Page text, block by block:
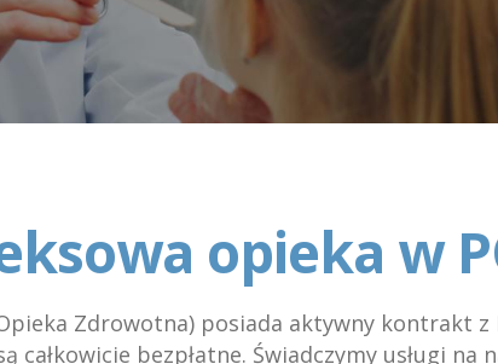
opieka w
Zdrowotna) posiada aktywny kontrakt z
bezpłatne. Świadczymy usługi na